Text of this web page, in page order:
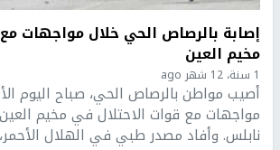
إصابة بالرصاص الحي خلال مواجهات
مخيم العين
1 سنة، 12 شهر ago
أصيب مواطن بالرصاص الحي، صباح اليوم
مواجهات مع قوات الاحتلال في مخيم
نابلس. وأفاد مصدر طبي في الهلال